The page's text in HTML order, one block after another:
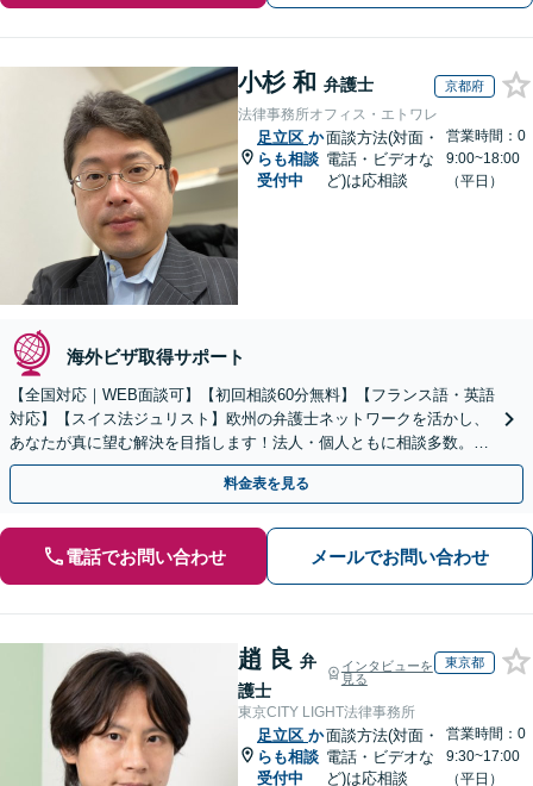
小杉 和 弁護士 京都府
法律事務所オフィス・エトワレ
足立区 か
らも相談
受付中
面談方法(対面・
電話・ビデオな
ど)は応相談
営業時間：0
9:00~18:00
（平日）
海外ビザ取得サポート
【全国対応｜WEB面談可】【初回相談60分無料】【フランス語・英語
対応】【スイス法ジュリスト】欧州の弁護士ネットワークを活かし、
あなたが真に望む解決を目指します！法人・個人ともに相談多数。細
やかな連絡と粘り強い交渉を徹底【休日・夜間相談可】
料金表を見る
電話でお問い合わせ メールでお問い合わせ
趙 良 弁
護士
インタビューを
見る
東京都
東京CITY LIGHT法律事務所
足立区 か
らも相談
受付中
面談方法(対面・
電話・ビデオな
ど)は応相談
営業時間：0
9:30~17:00
（平日）